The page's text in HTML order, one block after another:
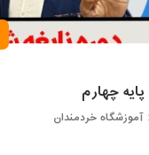
چهارم
آموزشگاه خردمندان